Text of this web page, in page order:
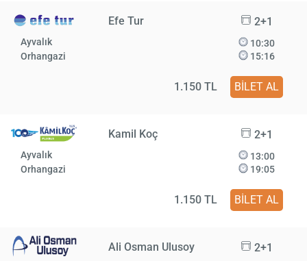
Efe Tur 2+1
Ayvalık
Orhangazi
10:30
15:16
1.150 TL BİLET AL
Kamil Koç 2+1
Ayvalık
Orhangazi
13:00
19:05
1.150 TL BİLET AL
Ali Osman Ulusoy 2+1